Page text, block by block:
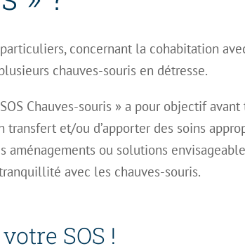
concernant la cohabitation
chauves-souris en détresse.
Chauves-souris » a pour objectif avant
transfert et/ou d’apporter des soins
aménagements ou solutions
avec les chauves-souris.
SOS !